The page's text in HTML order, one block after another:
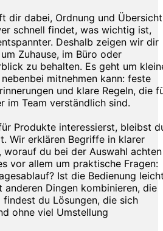
dir dabei, Ordnung und Übersicht
schnell findet, was wichtig ist,
Deshalb zeigen wir dir
Zuhause, im Büro oder
zu behalten. Es geht um
mitnehmen kann: feste
und klare Regeln, die
im Team verständlich sind.
Produkte interessierst, bleibst
Wir erklären Begriffe in klarer
worauf du bei der Auswahl achten
vor allem um praktische Fragen:
Ist die Bedienung
anderen Dingen kombinieren, die
du Lösungen, die sich
ohne viel Umstellung